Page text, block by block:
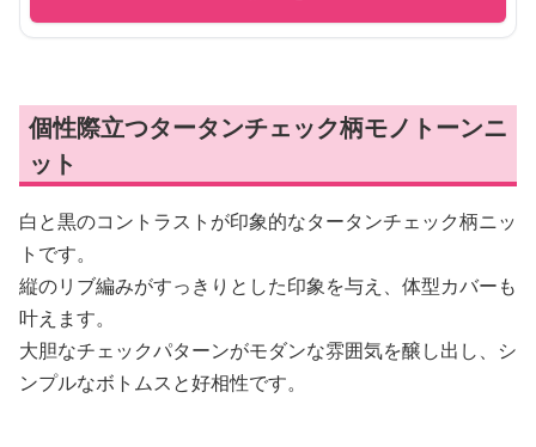
個性際立つタータンチェック柄モノトーンニ
ット
白と黒のコントラストが印象的なタータンチェック柄ニッ
トです。
縦のリブ編みがすっきりとした印象を与え、体型カバーも
叶えます。
大胆なチェックパターンがモダンな雰囲気を醸し出し、シ
ンプルなボトムスと好相性です。